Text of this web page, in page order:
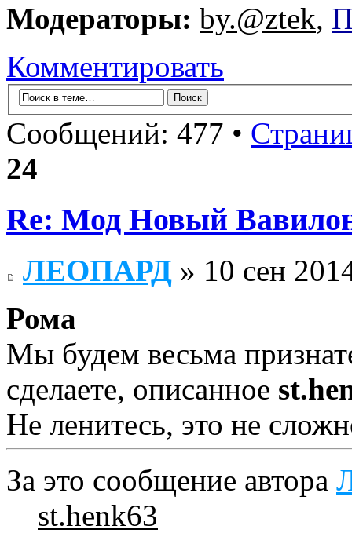
Модераторы: by.@ztek,
Комментировать
Сообщений: 477 •
24
Re: Мод Новый
ЛЕОПАРД » 10 сен
Рома
Мы будем весьма
сделаете, описанное
Не ленитесь, это не
За это сообщение автора
st.henk63